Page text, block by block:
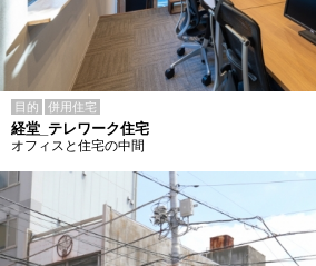
目的 併用住宅
経堂_テレワーク住宅
オフィスと住宅の中間